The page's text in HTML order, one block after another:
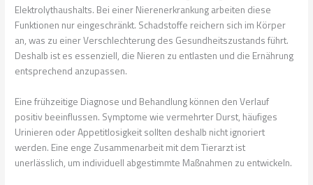
Elektrolythaushalts. Bei einer Nierenerkrankung arbeiten diese
Funktionen nur eingeschränkt. Schadstoffe reichern sich im Körper
an, was zu einer Verschlechterung des Gesundheitszustands führt.
Deshalb ist es essenziell, die Nieren zu entlasten und die Ernährung
entsprechend anzupassen.
Eine frühzeitige Diagnose und Behandlung können den Verlauf
positiv beeinflussen. Symptome wie vermehrter Durst, häufiges
Urinieren oder Appetitlosigkeit sollten deshalb nicht ignoriert
werden. Eine enge Zusammenarbeit mit dem Tierarzt ist
unerlässlich, um individuell abgestimmte Maßnahmen zu entwickeln.